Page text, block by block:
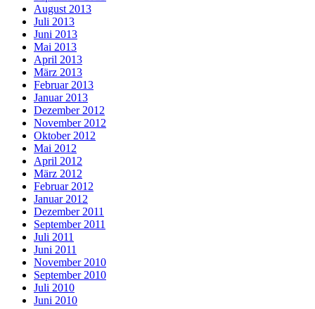
August 2013
Juli 2013
Juni 2013
Mai 2013
April 2013
März 2013
Februar 2013
Januar 2013
Dezember 2012
November 2012
Oktober 2012
Mai 2012
April 2012
März 2012
Februar 2012
Januar 2012
Dezember 2011
September 2011
Juli 2011
Juni 2011
November 2010
September 2010
Juli 2010
Juni 2010